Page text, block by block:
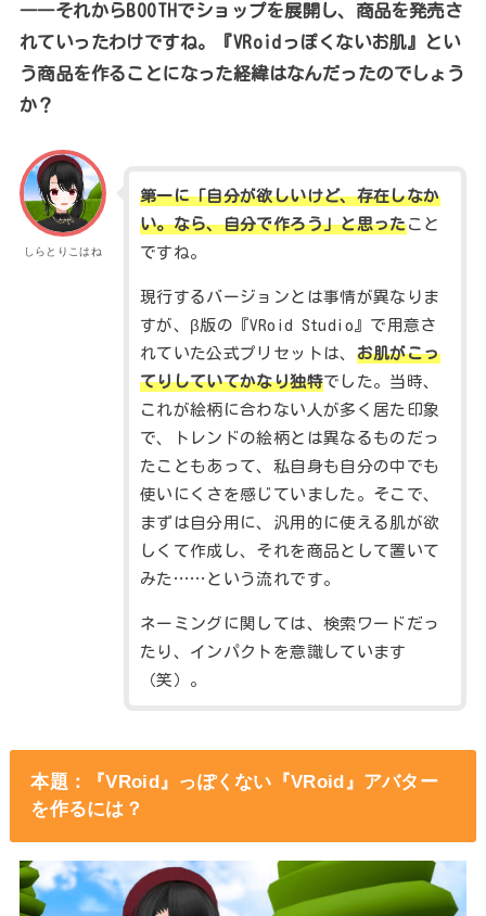
――それからBOOTHでショップを展開し、商品を発売さ
れていったわけですね。『VRoidっぽくないお肌』とい
う商品を作ることになった経緯はなんだったのでしょう
か？
しらとりこはね
第一に「自分が欲しいけど、存在しなか
い。なら、自分で作ろう」と思ったこと
ですね。
現行するバージョンとは事情が異なりま
すが、β版の『VRoid Studio』で用意さ
れていた公式プリセットは、 お肌がこっ
てりしていてかなり独特でした。当時、
これが絵柄に合わない人が多く居た印象
で、トレンドの絵柄とは異なるものだっ
たこともあって、私自身も自分の中でも
使いにくさを感じていました。そこで、
まずは自分用に、汎用的に使える肌が欲
しくて作成し、それを商品として置いて
みた……という流れです。
ネーミングに関しては、検索ワードだっ
たり、インパクトを意識しています
（笑）。
本題：『VRoid』っぽくない『VRoid』アバター
を作るには？